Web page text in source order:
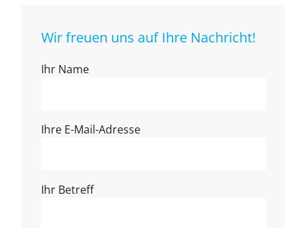
Wir freuen uns auf Ihre Nachricht!
Ihr Name
Ihre E-Mail-Adresse
Ihr Betreff